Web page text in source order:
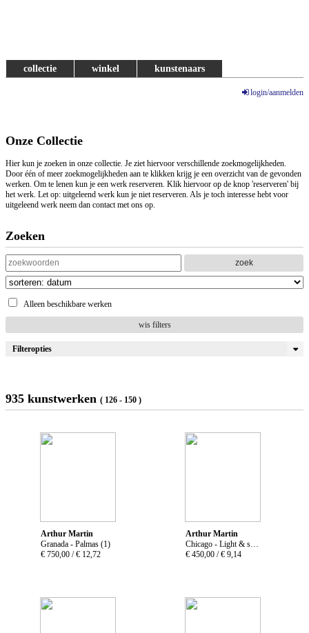
collectie winkel kunstenaars
login/aanmelden
Onze Collectie
Hier kun je zoeken in onze collectie. Je ziet hiervoor verschillende zoekmogelijkheden.
Door één of meer zoekmogelijkheden aan te klikken krijg je een overzicht van de gevonden
werken. Om te lenen kun je een werk reserveren. Klik hiervoor op de knop 'reserveren' bij
het werk. Let op: uitgeleend werk kun je niet reserveren. Als je toch interesse hebt voor
uitgeleend werk neem dan contact met ons op.
Zoeken
zoek
Alleen beschikbare werken
wis filters
Filteropties
935 kunstwerken ( 126 - 150 )
Arthur Martin
Granada - Palmas (1)
€ 750,00 / € 12,72
Arthur Martin
€ 450,00 / € 9,14